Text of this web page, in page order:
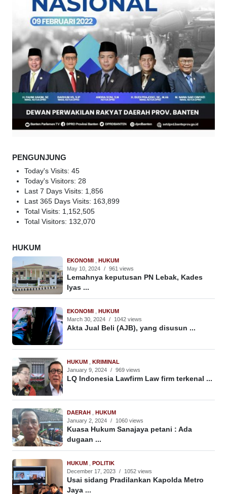
PENGUNJUNG
Today's Visits: 45
Today's Visitors: 28
Last 7 Days Visits: 1,856
Last 365 Days Visits: 163,899
Total Visits: 1,152,505
Total Visitors: 132,070
HUKUM
EKONOMI
HUKUM
May 10, 2024 / 961 views
Lemahnya keputusan PN Lebak, Kades
Iyas ...
EKONOMI
HUKUM
March 30, 2024 / 1042 views
Akta Jual Beli (AJB), yang disusun ...
HUKUM
KRIMINAL
January 9, 2024 / 969 views
LQ Indonesia Lawfirm Law firm terkenal ...
DAERAH
HUKUM
January 2, 2024 / 1060 views
Kuasa Hukum Sanajaya petani : Ada
dugaan ...
HUKUM
POLITIK
December 17, 2023 / 1052 views
Usai sidang Pradilankan Kapolda Metro
Jaya ...